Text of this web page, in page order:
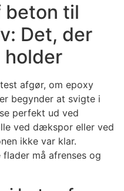
beton til
Det, der
holder
afgør, om epoxy
begynder at svigte i
perfekt ud ved
ved dækspor eller ved
ikke var klar.
flader må afrenses og